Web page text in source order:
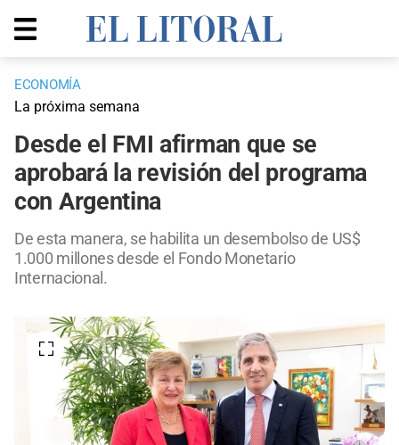
ECONOMÍA
La próxima semana
Desde el FMI afirman que se
aprobará la revisión del programa
con Argentina
De esta manera, se habilita un desembolso de US$
1.000 millones desde el Fondo Monetario
Internacional.